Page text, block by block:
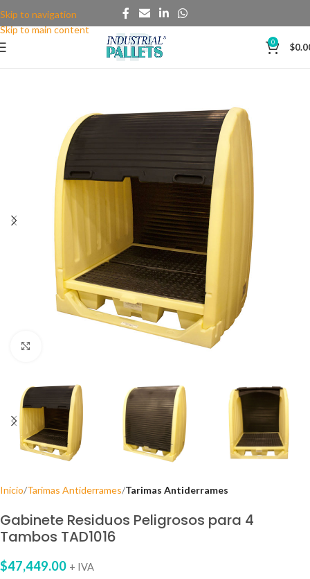
Skip to navigation
Skip to main content
0 $
Inicio Tarimas Antiderrames Tarimas Antiderrames
Gabinete Residuos Peligrosos para 4
Tambos TAD1016
$47,449.00 + IVA